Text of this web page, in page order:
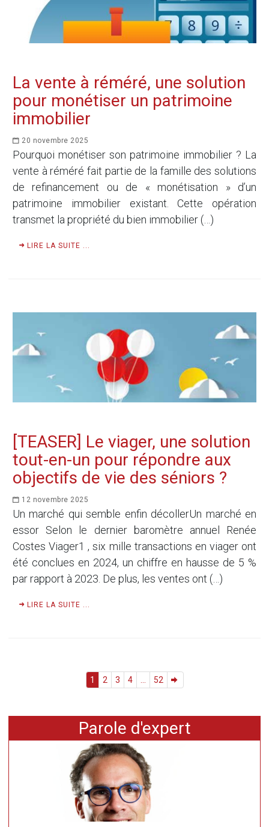
La vente à réméré, une solution
pour monétiser un patrimoine
immobilier
20 novembre 2025
Pourquoi monétiser son patrimoine immobilier ? La
vente à réméré fait partie de la famille des solutions
de refinancement ou de « monétisation » d’un
patrimoine immobilier existant. Cette opération
transmet la propriété du bien immobilier (…)
LIRE LA SUITE ...
[TEASER] Le viager, une solution
tout-en-un pour répondre aux
objectifs de vie des séniors ?
12 novembre 2025
Un marché qui semble enfin décollerUn marché en
essor Selon le dernier baromètre annuel Renée
Costes Viager1 , six mille transactions en viager ont
été conclues en 2024, un chiffre en hausse de 5 %
par rapport à 2023. De plus, les ventes ont (…)
LIRE LA SUITE ...
1 2 3 4 52
Parole d'expert